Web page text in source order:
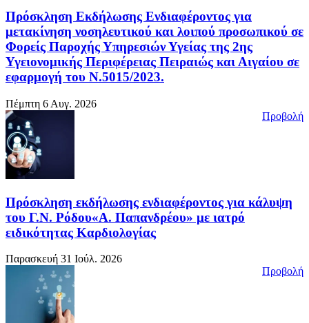
Πρόσκληση Εκδήλωσης Ενδιαφέροντος για
μετακίνηση νοσηλευτικού και λοιπού προσωπικού σε
Φορείς Παροχής Υπηρεσιών Υγείας της 2ης
Υγειονομικής Περιφέρειας Πειραιώς και Αιγαίου σε
εφαρμογή του Ν.5015/2023.
Πέμπτη 6 Αυγ. 2026
Προβολή
Πρόσκληση εκδήλωσης ενδιαφέροντος για κάλυψη
του Γ.Ν. Ρόδου«Α. Παπανδρέου» με ιατρό
ειδικότητας Καρδιολογίας
Παρασκευή 31 Ιούλ. 2026
Προβολή